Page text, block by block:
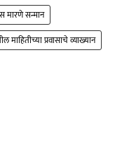
मारणे सन्मान
माहितीच्या प्रवासाचे व्याख्यान